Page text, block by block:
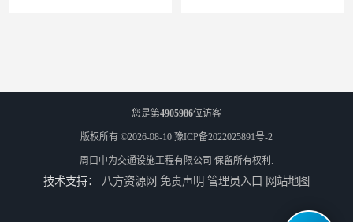
您是第4905986位访客
版权所有 ©2026-08-10 豫ICP备2022025891号-2
周口中为交通设施工程有限公司 保留所有权利.
技术支持： 八方资源网 免责声明 管理员入口 网站地图